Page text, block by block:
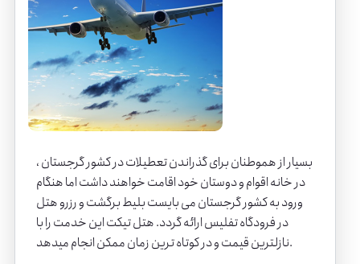
بسیار از هموطنان برای گذراندن تعطیلات در کشورگرجستان،
در خانه اقوام و دوستان خود اقامت خواهند داشت اما هنگام
ورود به کشور گرجستان می بایست بلیط برگشت و رزرو هتل
در فرودگاه تفلیس ارائه گردد.هتل تیکتاین خدمت را با
نازلترین قیمت و در کوتاه ترین زمان ممکن انجام میدهد.